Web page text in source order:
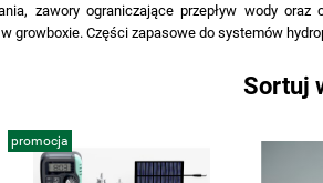
zawory ograniczające przepływ wody
growboxie. Części zapasowe do systemów
Sortuj
promocja